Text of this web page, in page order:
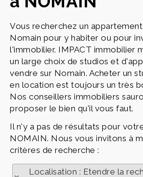
Vous recherchez un
Nomain pour y habiter ou pour
l'immobilier. IMPACT immobilier
un large choix de studios et
vendre sur Nomain. Acheter un
en location est toujours un très
Nos conseillers immobiliers
proposer le bien qu'il vous faut.
Il n'y a pas de résultats pour
NOMAIN. Nous vous invitons à
critères de recherche :
Localisation : Etendre la